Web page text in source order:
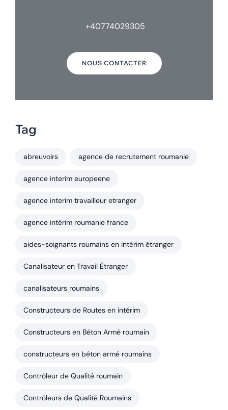
+40774029305
NOUS CONTACTER
Tag
abreuvoirs agence de recrutement roumanie
agence interim europeene
agence interim travailleur etranger
agence intérim roumanie france
aides-soignants roumains en intérim étranger
Canalisateur en Travail Étranger
canalisateurs roumains
Constructeurs de Routes en intérim
Constructeurs en Béton Armé roumain
constructeurs en béton armé roumains
Contrôleur de Qualité roumain
Contrôleurs de Qualité Roumains